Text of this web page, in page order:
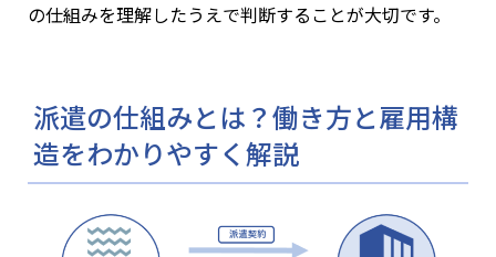
の仕組みを理解したうえで判断することが大切です。
派遣の仕組みとは？働き方と雇用構
造をわかりやすく解説